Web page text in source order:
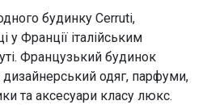
будинку Cerruti,
у Франції італійським
Французький будинок
одяг, парфуми,
та аксесуари класу люкс.